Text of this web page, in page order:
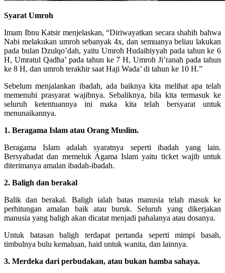
Syarat Umroh
Imam Ibnu Katsir menjelaskan, “Diriwayatkan secara shahih bahwa
Nabi melakukan umroh sebanyak 4x, dan semuanya beliau lakukan
pada bulan Dzulqo’dah, yaitu Umroh Hudaibiyyah pada tahun ke 6
H, Umratul Qadha’ pada tahun ke 7 H, Umroh Ji’ranah pada tahun
ke 8 H, dan umroh terakhir saat Haji Wada’ di tahun ke 10 H.”
Sebelum menjalankan ibadah, ada baiknya kita melihat apa telah
memenuhi prasyarat wajibnya. Sebaliknya, bila kita termasuk ke
seluruh ketentuannya ini maka kita telah bersyarat untuk
menunaikannya.
1. Beragama Islam atau Orang Muslim.
Beragama Islam adalah syaratnya seperti ibadah yang lain.
Bersyahadat dan memeluk Agama Islam yaitu ticket wajib untuk
diterimanya amalan ibadah-ibadah.
2. Baligh dan berakal
Balik dan berakal. Baligh ialah batas manusia telah masuk ke
perhitungan amalan baik atau buruk. Seluruh yang dikerjakan
manusia yang baligh akan dicatat menjadi pahalanya atau dosanya.
Untuk batasan baligh terdapat pertanda seperti mimpi basah,
timbulnya bulu kemaluan, haid untuk wanita, dan lainnya.
3. Merdeka dari perbudakan, atau bukan hamba sahaya.